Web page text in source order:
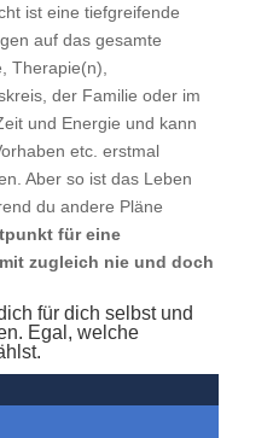
ist eine tiefgreifende
auf das gesamte
Therapie(n),
der Familie oder im
und Energie und kann
etc. erstmal
Aber so ist das Leben
du andere Pläne
für eine
zugleich nie und doch
für dich selbst und
Egal, welche